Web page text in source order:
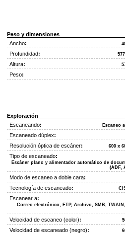
Peso y dimensiones
Ancho:
Profundidad:
Altura:
Peso:
Exploración
Escaneando: Escaneo
Escaneado dúplex:
Resolución óptica de escáner: 600 x
Tipo de escaneado:
Escáner plano y alimentador automático de
(ADF,
Modo de escaneo a doble cara:
Tecnología de escaneado:
Escanear a:
Correo electrónico, FTP, Archivo, SMB,
Velocidad de escaneo (color):
Velocidad de escaneado (negro):